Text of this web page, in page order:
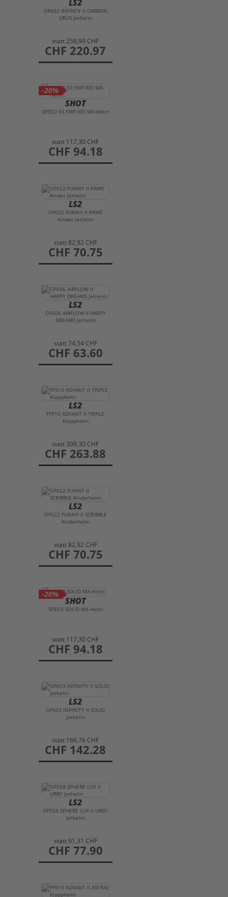
LS2
OF603 INFINTY II CARBON
URUS Jethelm
statt258,99 CHF
preis
CHF 220.97
-20%
SHOT
SPEED OLYMP KID MX-Helm
statt 117,30 CHF
preis
CHF 94.18
LS2
OF622 FUNNY II PAWS
Kinder Jethelm
statt82,92 CHF
preis
CHF 70.75
LS2
OF606 AIRFLOW II HAPPY
DREAMS Jethelm
statt74,54 CHF
preis
CHF 63.60
LS2
FF910 ADVANT II TRIPLE
Klapphelm
statt 309,30 CHF
preis
CHF 263.88
LS2
OF622 FUNNY II SCRIBBLE
Kinderhelm
statt82,92 CHF
preis
CHF 70.75
-20%
SHOT
SPEED SOLID MX-Helm
statt 117,30 CHF
preis
CHF 94.18
LS2
OF603 INFINITY II SOLID
Jethelm
statt 166,76 CHF
preis
CHF 142.28
LS2
OF558 SPHERE LUX II URBY
Jethelm
statt91,31 CHF
preis
CHF 77.90